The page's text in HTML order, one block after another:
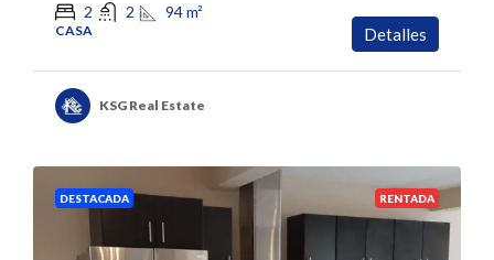
2 2 94m²
CASA Detalles
KSG Real Estate
DESTACADA RENTADA